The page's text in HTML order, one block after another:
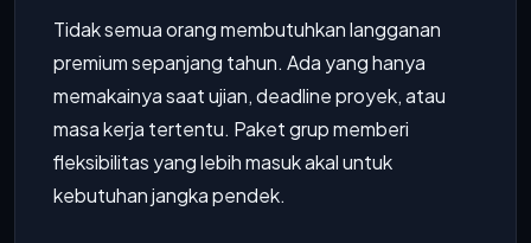
Tidak semua orang membutuhkan langganan
premium sepanjang tahun. Ada yang hanya
memakainya saat ujian, deadline proyek, atau
masa kerja tertentu. Paket grup memberi
fleksibilitas yang lebih masuk akal untuk
kebutuhan jangka pendek.